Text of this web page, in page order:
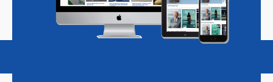
Magazine Podcasts Vacatures